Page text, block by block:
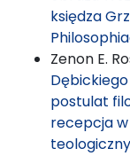
księdza
Zenon E.
postulat
recepcja